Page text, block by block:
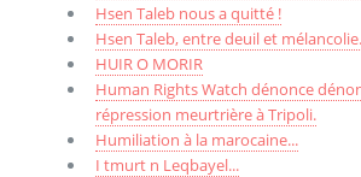
Hsen Taleb nous a quitté !
Hsen Taleb, entre deuil et mélancolie.
HUIR O MORIR
Human Rights Watch dénonce
répression meurtrière à Tripoli.
Humiliation à la marocaine...
I tmurt n Leqbayel...